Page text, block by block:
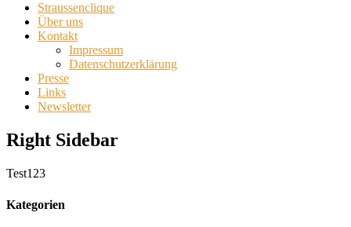
Straussenclique
Über uns
Kontakt
Impressum
Datenschutzerklärung
Presse
Links
Newsletter
Right Sidebar
Test123
Kategorien